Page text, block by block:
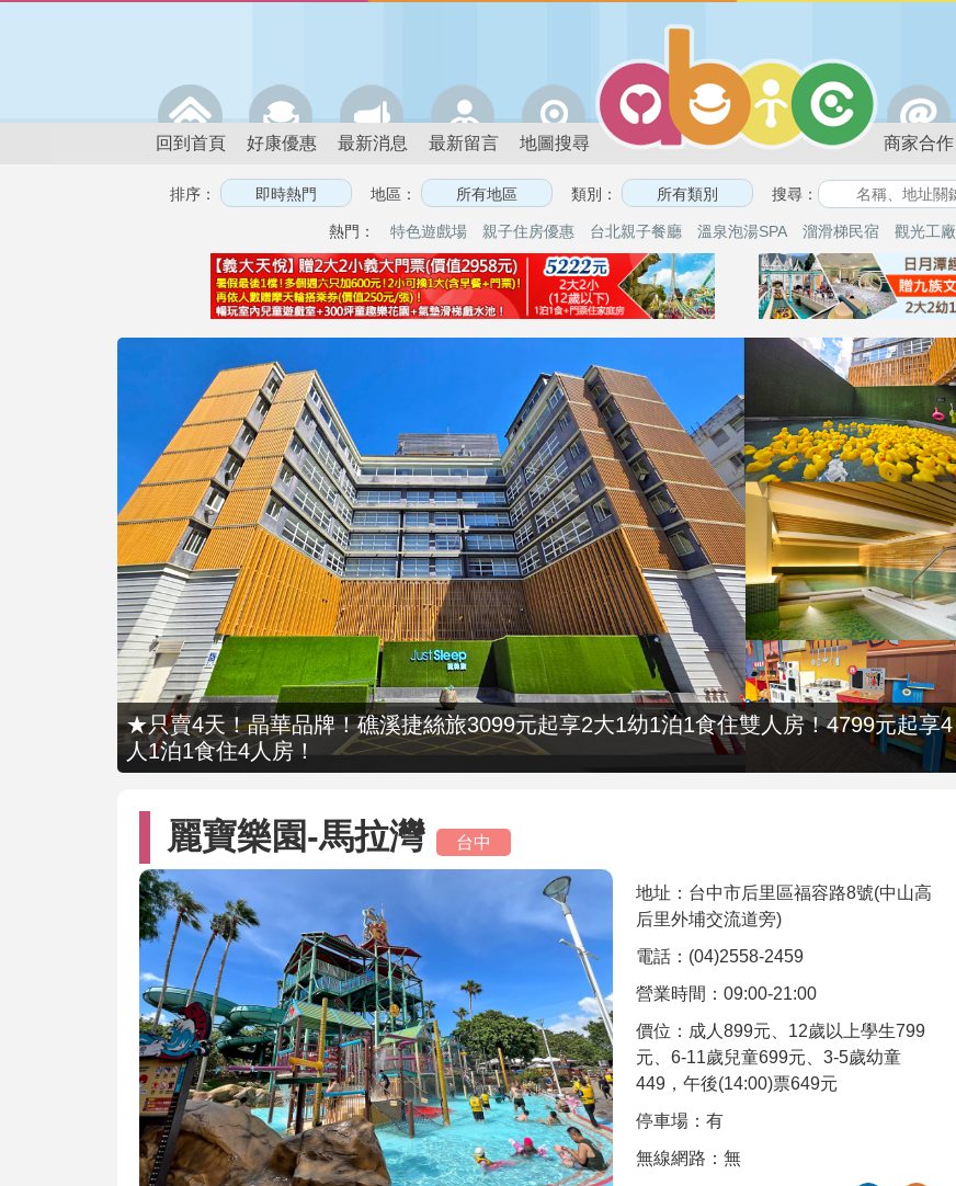
回到首頁 好康優惠 最新消息 最新留言 地圖搜尋 商家合作
排序： 地區： 類別： 搜尋：
熱門： 特色遊戲場 親子住房優惠 台北親子餐廳 溫泉泡湯SPA 溜滑梯民宿 觀光工廠
★只賣4天！晶華品牌！礁溪捷絲旅3099元起享2大1幼1泊1食住雙人房！4799元起享4
人1泊1食住4人房！
麗寶樂園-馬拉灣 台中
地址：台中市后里區福容路8號(中山高
后里外埔交流道旁)
電話：(04)2558-2459
營業時間：09:00-21:00
價位：成人899元、12歲以上學生799
元、6-11歲兒童699元、3-5歲幼童
449，午後(14:00)票649元
停車場：有
無線網路：無